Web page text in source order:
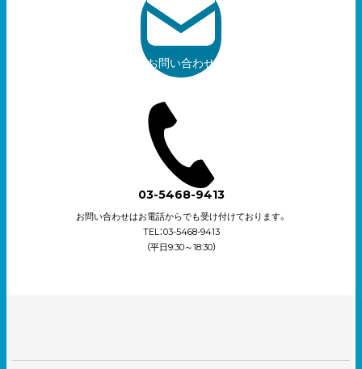
お問い合わせ
03-5468-9413
お問い合わせはお電話からでも受け付けております。
TEL：03-5468-9413
（平日9:30～18:30）